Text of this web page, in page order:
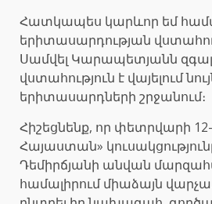
Հատկապես կարևոր եմ
երիտասարդության
Սամվել Կարապետյանն
վստահություն է վայելում
երիտասարդների շրջանում։
Հիշեցնենք, որ փետրվարի
Հայաստան»
Դեմիրճյանի անվան
համալիրում միաձայն